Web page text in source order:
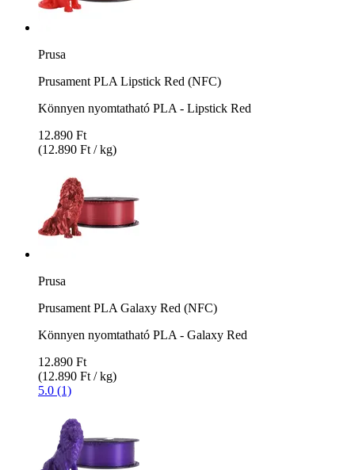
Prusa
Prusament PLA Lipstick Red (NFC)
Könnyen nyomtatható PLA - Lipstick Red
12.890 Ft
(12.890 Ft / kg)
Prusa
Prusament PLA Galaxy Red (NFC)
Könnyen nyomtatható PLA - Galaxy Red
12.890 Ft
(12.890 Ft / kg)
5.0 (1)